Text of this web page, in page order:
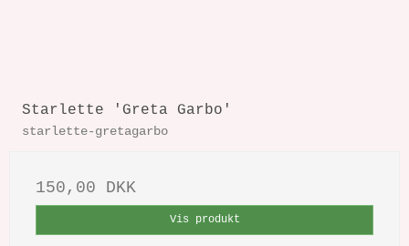
Starlette 'Greta Garbo'
starlette-gretagarbo
150,00 DKK
Vis produkt